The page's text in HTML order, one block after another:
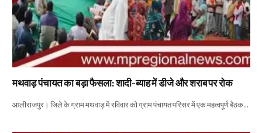
मथवाड़ पंचायत का बड़ा फैसला: शादी-ब्याह में डीजे और शराब पर रोक
आलीराजपुर। जिले के ग्राम मथवाड़ में रविवार को ग्राम पंचायत परिसर में एक महत्वपूर्ण बैठक…